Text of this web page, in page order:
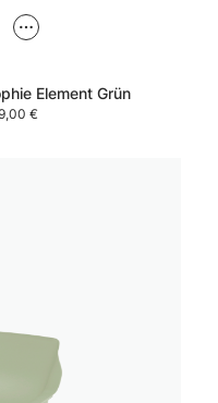
Element Grün
€